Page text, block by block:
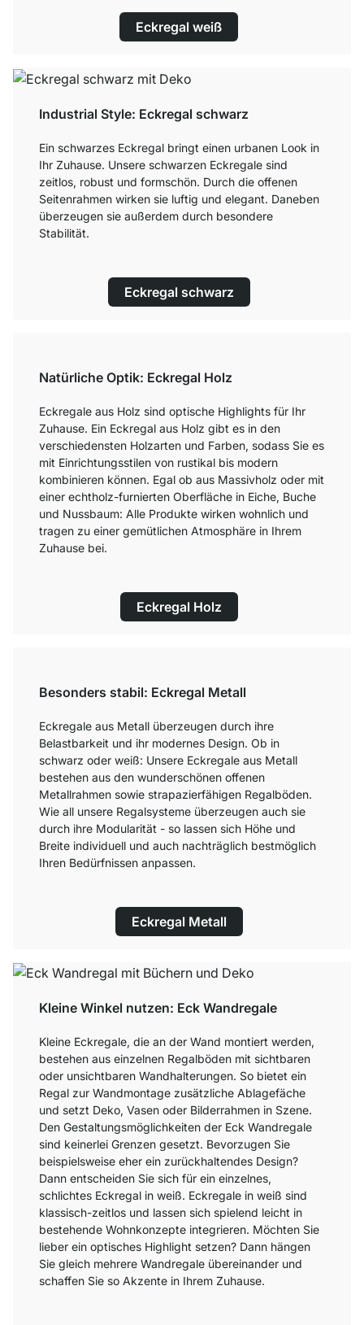
Eckregal weiß
Industrial Style: Eckregal schwarz
Ein schwarzes Eckregal bringt einen urbanen Look in
Ihr Zuhause. Unsere schwarzen Eckregale sind
zeitlos, robust und formschön. Durch die offenen
Seitenrahmen wirken sie luftig und elegant. Daneben
überzeugen sie außerdem durch besondere
Stabilität.
Eckregal schwarz
Natürliche Optik: Eckregal Holz
Eckregale aus Holz sind optische Highlights für Ihr
Zuhause. Ein Eckregal aus Holz gibt es in den
verschiedensten Holzarten und Farben, sodass Sie es
mit Einrichtungsstilen von rustikal bis modern
kombinieren können. Egal ob aus Massivholz oder mit
einer echtholz-furnierten Oberfläche in Eiche, Buche
und Nussbaum: Alle Produkte wirken wohnlich und
tragen zu einer gemütlichen Atmosphäre in Ihrem
Zuhause bei.
Eckregal Holz
Besonders stabil: Eckregal Metall
Eckregale aus Metall überzeugen durch ihre
Belastbarkeit und ihr modernes Design. Ob in
schwarz oder weiß: Unsere Eckregale aus Metall
bestehen aus den wunderschönen offenen
Metallrahmen sowie strapazierfähigen Regalböden.
Wie all unsere Regalsysteme überzeugen auch sie
durch ihre Modularität - so lassen sich Höhe und
Breite individuell und auch nachträglich bestmöglich
Ihren Bedürfnissen anpassen.
Eckregal Metall
Kleine Winkel nutzen: Eck Wandregale
Kleine Eckregale, die an der Wand montiert werden,
bestehen aus einzelnen Regalböden mit sichtbaren
oder unsichtbaren Wandhalterungen. So bietet ein
Regal zur Wandmontage zusätzliche Ablagefäche
und setzt Deko, Vasen oder Bilderrahmen in Szene.
Den Gestaltungsmöglichkeiten der Eck Wandregale
sind keinerlei Grenzen gesetzt. Bevorzugen Sie
beispielsweise eher ein zurückhaltendes Design?
Dann entscheiden Sie sich für ein einzelnes,
schlichtes Eckregal in weiß. Eckregale in weiß sind
klassisch-zeitlos und lassen sich spielend leicht in
bestehende Wohnkonzepte integrieren. Möchten Sie
lieber ein optisches Highlight setzen? Dann hängen
Sie gleich mehrere Wandregale übereinander und
schaffen Sie so Akzente in Ihrem Zuhause.